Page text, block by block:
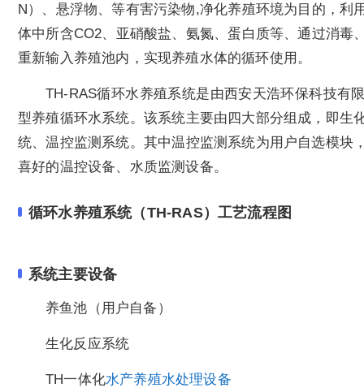
N）、悬浮物、等有害污染物,净化养殖环境为目的，利
体中所含CO2、亚硝酸盐、氨氮、蛋白质等、通过消毒
重新输入养殖池内，实现养殖水体的循环使用。
TH-RAS循环水养殖系统是由西安天浩环保科技有
型养殖循环水系统。该系统主要由四大部分组成，即生
统、温控监测系统。其中温控监测系统为用户自选模块
喜好的温控设备、水质监测设备。
循环水养殖系统（TH-RAS）工艺流程图
系统主要设备
养鱼池（用户自备）
生化反应系统
TH一体化水产养殖水处理设备